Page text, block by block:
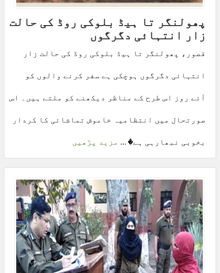
پھولنگر تا ہیڈ بلوکی روڈ کی حالت
زار انتہائی دگرگوں
قصور، پھولنگر تا ہیڈ بلوکی روڈ کی حالت زار
انتہائی دگرگوں ہوچکی ہے سفر کرنے والوں کو
آئے روز اس طرح کے مناظر دیکھنے کو ملتے ہیں۔ اس
صورتحال میں انتظامیہ خاموش تماشائی کا کردار
بخوبی نبھارہی ہے� ... مزید پڑھیں